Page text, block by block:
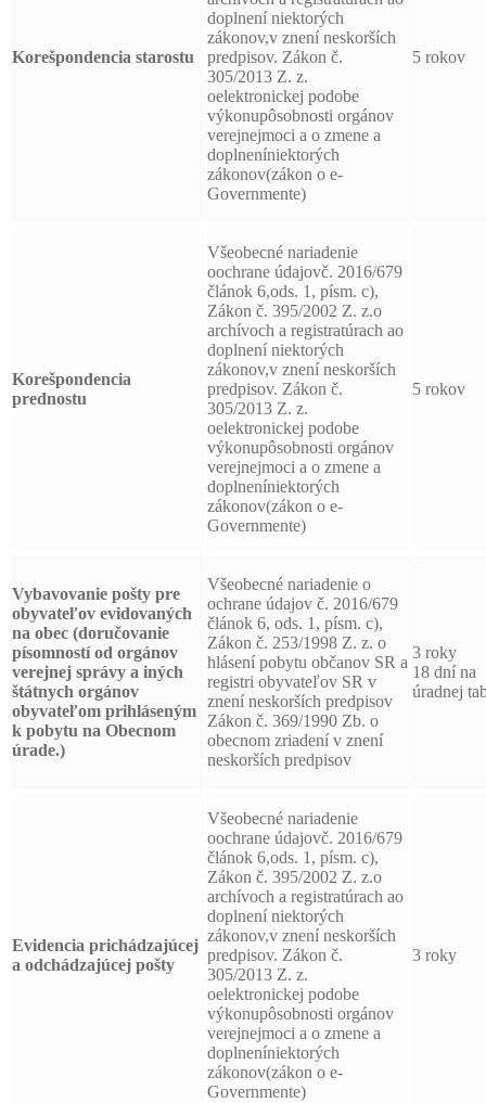
Korešpondencia starostu
doplnení niektorých
zákonov,v znení neskorších
predpisov. Zákon č.
305/2013 Z. z.
oelektronickej podobe
výkonupôsobnosti orgánov
verejnejmoci a o zmene a
doplneníniektorých
zákonov(zákon o e-
Governmente)
5 rokov
Korešpondencia
prednostu
Všeobecné nariadenie
oochrane údajovč. 2016/679
článok 6,ods. 1, písm. c),
Zákon č. 395/2002 Z. z.o
archívoch a registratúrach ao
doplnení niektorých
zákonov,v znení neskorších
predpisov. Zákon č.
305/2013 Z. z.
oelektronickej podobe
výkonupôsobnosti orgánov
verejnejmoci a o zmene a
doplneníniektorých
zákonov(zákon o e-
Governmente)
5 rokov
Vybavovanie pošty pre
obyvateľov evidovaných
na obec (doručovanie
písomností od orgánov
verejnej správy a iných
štátnych orgánov
obyvateľom prihláseným
k pobytu na Obecnom
úrade.)
Všeobecné nariadenie o
ochrane údajov č. 2016/679
článok 6, ods. 1, písm. c),
Zákon č. 253/1998 Z. z. o
hlásení pobytu občanov SR a
registri obyvateľov SR v
znení neskorších predpisov
Zákon č. 369/1990 Zb. o
obecnom zriadení v znení
neskorších predpisov
3 roky
18 dní na
úradnej
Evidencia prichádzajúcej
a odchádzajúcej pošty
Všeobecné nariadenie
oochrane údajovč. 2016/679
článok 6,ods. 1, písm. c),
Zákon č. 395/2002 Z. z.o
archívoch a registratúrach ao
doplnení niektorých
zákonov,v znení neskorších
predpisov. Zákon č.
305/2013 Z. z.
oelektronickej podobe
výkonupôsobnosti orgánov
verejnejmoci a o zmene a
doplneníniektorých
zákonov(zákon o e-
Governmente)
3 roky